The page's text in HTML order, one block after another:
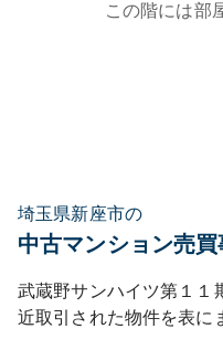
この階には部
埼玉県新座市の
中古マンション売買
武蔵野サンハイツ第１１
近取引された物件を表に